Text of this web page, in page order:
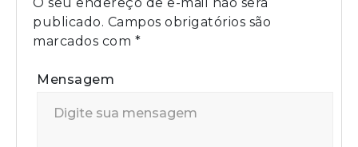
publicado. Campos obrigatórios são
marcados com *
Mensagem